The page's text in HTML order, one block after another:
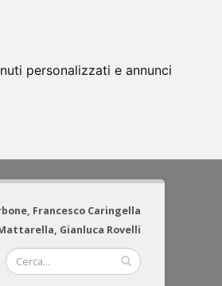
personalizzati e annunci
Francesco Caringella
Gianluca Rovelli